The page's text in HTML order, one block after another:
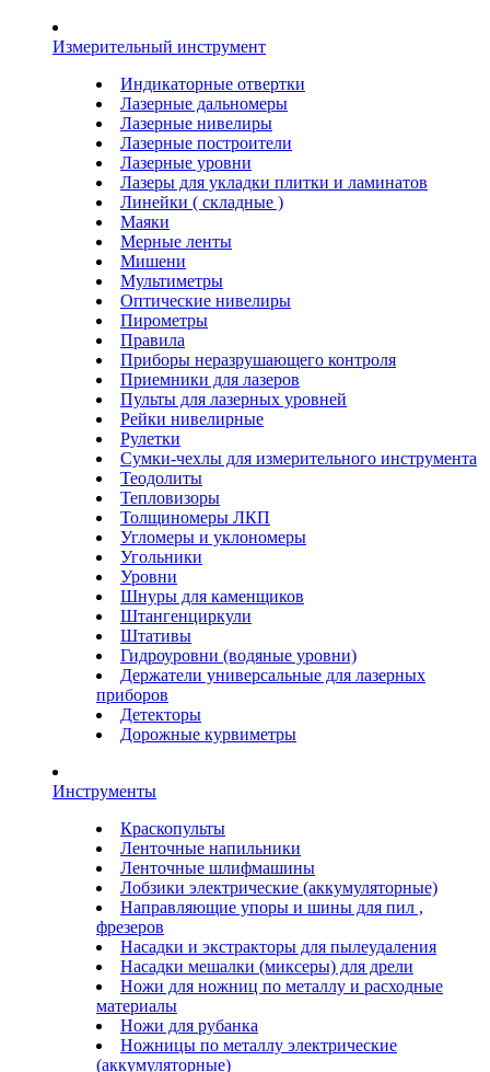
Измерительный инструмент
Индикаторные отвертки
Лазерные дальномеры
Лазерные нивелиры
Лазерные построители
Лазерные уровни
Лазеры для укладки плитки и ламинатов
Линейки ( складные )
Маяки
Мерные ленты
Мишени
Мультиметры
Оптические нивелиры
Пирометры
Правила
Приборы неразрушающего контроля
Приемники для лазеров
Пульты для лазерных уровней
Рейки нивелирные
Рулетки
Сумки-чехлы для измерительного инструмента
Теодолиты
Тепловизоры
Толщиномеры ЛКП
Угломеры и уклономеры
Угольники
Уровни
Шнуры для каменщиков
Штангенциркули
Штативы
Гидроуровни (водяные уровни)
Держатели универсальные для лазерных
приборов
Детекторы
Дорожные курвиметры
Инструменты
Краскопульты
Ленточные напильники
Ленточные шлифмашины
Лобзики электрические (аккумуляторные)
Направляющие упоры и шины для пил ,
фрезеров
Насадки и экстракторы для пылеудаления
Насадки мешалки (миксеры) для дрели
Ножи для ножниц по металлу и расходные
материалы
Ножи для рубанка
Ножницы по металлу электрические
(аккумуляторные)